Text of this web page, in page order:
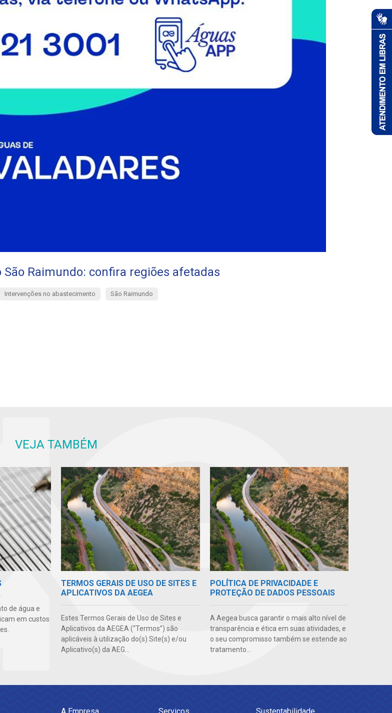
São Raimundo: confira regiões afetadas
Intervenções no abastecimento São Raimundo
VEJA TAMBÉM
de água e
em custos
TERMOS GERAIS DE USO DE SITES E
APLICATIVOS DA AEGEA
Estes Termos Gerais de Uso de Sites e
Aplicativos da AEGEA (“Termos”) são
aplicáveis à utilização do(s) Site(s) e/ou
Aplicativo(s) da AEG...
POLÍTICA DE PRIVACIDADE E
PROTEÇÃO DE DADOS PESSOAIS
A Aegea busca garantir o mais alto nível de
transparência e ética em suas atividades, e
o seu compromisso também se estende ao
tratamento...